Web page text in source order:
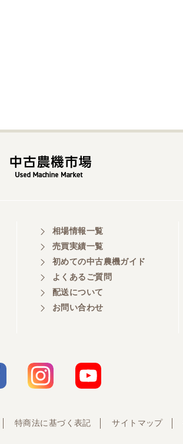
相場情報一覧
売買実績一覧
初めての中古農機ガイド
よくあるご質問
配送について
お問い合わせ
特商法に基づく表記 サイトマップ